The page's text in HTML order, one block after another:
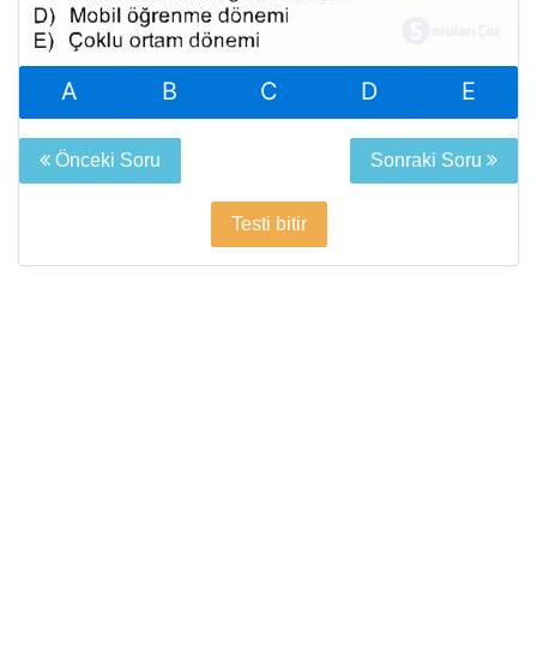
A B C D E
Önceki Soru Sonraki Soru
Testi bitir